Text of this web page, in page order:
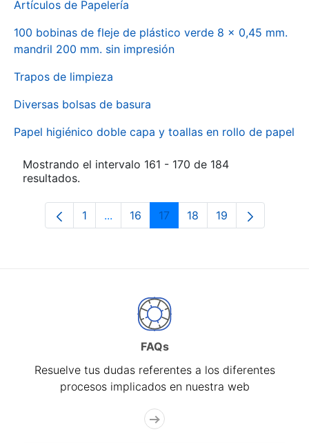
Artículos de Papelería
100 bobinas de fleje de plástico verde 8 x 0,45 mm.
mandril 200 mm. sin impresión
Trapos de limpieza
Diversas bolsas de basura
Papel higiénico doble capa y toallas en rollo de papel
Mostrando el intervalo 161 - 170 de 184
resultados.
Página
1 ...Páginas intermedias Use TAB para
Página
16 Página
17 Página
18 Página
19
FAQs
Resuelve tus dudas referentes a los diferentes
procesos implicados en nuestra web